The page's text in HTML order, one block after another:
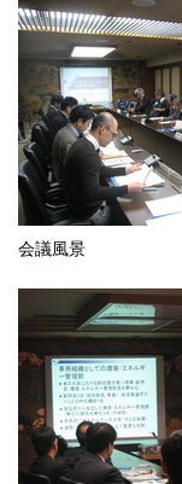
会議風景